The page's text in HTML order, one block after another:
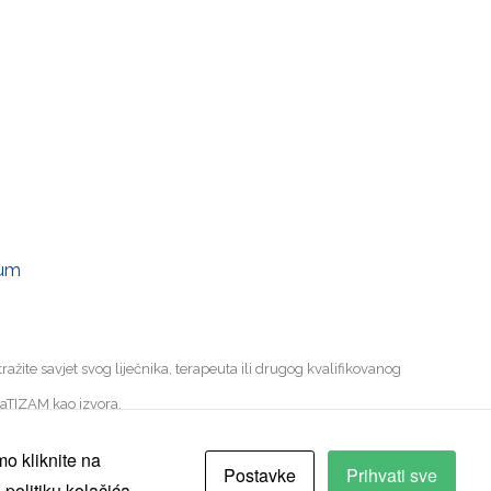
savjet svog liječnika, terapeuta ili drugog kvalifikovanog
kao izvora.
kliknite na
Postavke Prihvati sve